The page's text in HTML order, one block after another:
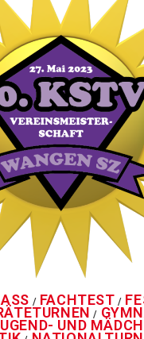
/ FACHTEST /
/
UND